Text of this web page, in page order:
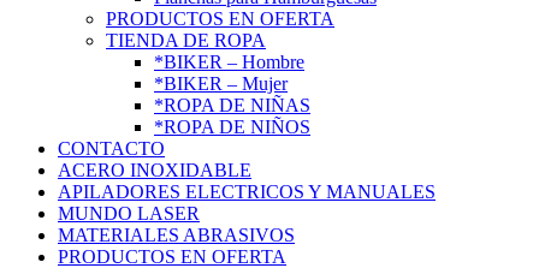
PRODUCTOS EN OFERTA
TIENDA DE ROPA
*BIKER – Hombre
*BIKER – Mujer
*ROPA DE NIÑAS
*ROPA DE NIÑOS
CONTACTO
ACERO INOXIDABLE
APILADORES ELECTRICOS Y MANUALES
MUNDO LASER
MATERIALES ABRASIVOS
PRODUCTOS EN OFERTA